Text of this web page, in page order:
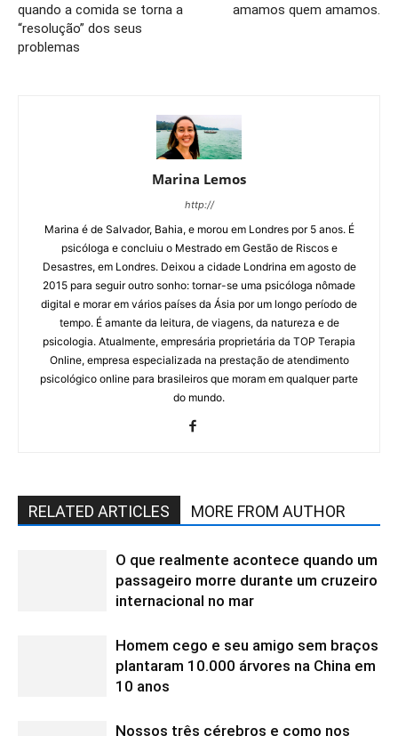
quando a comida se torna a
“resolução” dos seus
problemas
amamos quem amamos.
Marina Lemos
http://
Marina é de Salvador, Bahia, e morou em Londres por 5 anos. É
psicóloga e concluiu o Mestrado em Gestão de Riscos e
Desastres, em Londres. Deixou a cidade Londrina em agosto de
2015 para seguir outro sonho: tornar-se uma psicóloga nômade
digital e morar em vários países da Ásia por um longo período de
tempo. É amante da leitura, de viagens, da natureza e de
psicologia. Atualmente, empresária proprietária da TOP Terapia
Online, empresa especializada na prestação de atendimento
psicológico online para brasileiros que moram em qualquer parte
do mundo.
RELATED ARTICLES MORE FROM AUTHOR
O que realmente acontece quando um
passageiro morre durante um cruzeiro
internacional no mar
Homem cego e seu amigo sem braços
plantaram 10.000 árvores na China em
10 anos
Nossos três cérebros e como nos